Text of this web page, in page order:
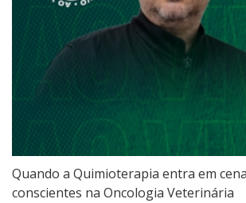
Quando a Quimioterapia entra em
conscientes na Oncologia Veterinária